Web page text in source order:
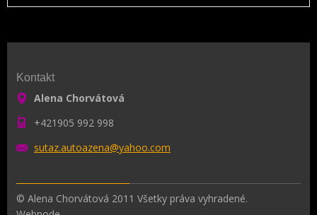
Kontakt
Alena Chorvátová
+421905 992 998
sutaz.autoazena@yahoo.com
© Alena Chorvátová 2011 Všetky práva vyhradené.